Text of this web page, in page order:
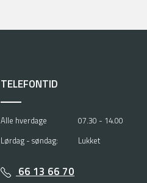
TELEFONTID
Alle hverdage
07.30 - 14.00
Lørdag - søndag:
Lukket
66 13 66 70